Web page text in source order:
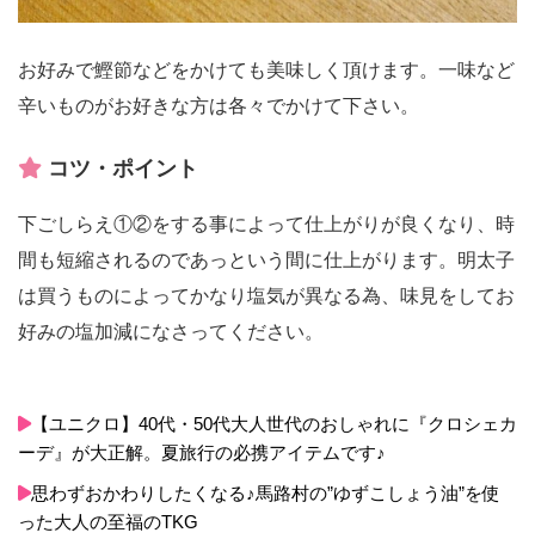
お好みで鰹節などをかけても美味しく頂けます。一味など
辛いものがお好きな方は各々でかけて下さい。
コツ・ポイント
下ごしらえ①②をする事によって仕上がりが良くなり、時
間も短縮されるのであっという間に仕上がります。明太子
は買うものによってかなり塩気が異なる為、味見をしてお
好みの塩加減になさってください。
【ユニクロ】40代・50代大人世代のおしゃれに『クロシェカ
ーデ』が大正解。夏旅行の必携アイテムです♪
思わずおかわりしたくなる♪馬路村の”ゆずこしょう油”を使
った大人の至福のTKG